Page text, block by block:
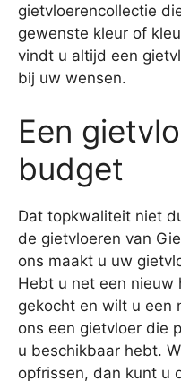
gietvloerencollectie
gewenste kleur of
vindt u altijd een
bij uw wensen.
Een
budget
Dat topkwaliteit niet
de gietvloeren van
ons maakt u uw
Hebt u net een nieuw
gekocht en wilt u een
ons een gietvloer die
u beschikbaar hebt.
opfrissen, dan kunt u